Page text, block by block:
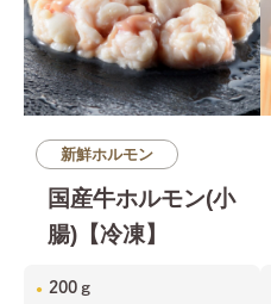
新鮮ホルモン
国産牛ホルモン(小
腸)【冷凍】
200ｇ